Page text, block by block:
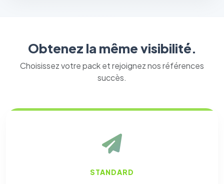
Obtenez la même visibilité.
Choisissez votre pack et rejoignez nos références
succès.
STANDARD